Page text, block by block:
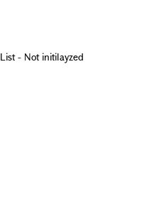
List - Not initilayzed